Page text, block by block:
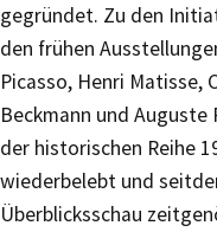
gegründet. Zu den
den frühen
Picasso, Henri Matisse,
Beckmann und
der historischen Reihe
wiederbelebt und
Überblicksschau